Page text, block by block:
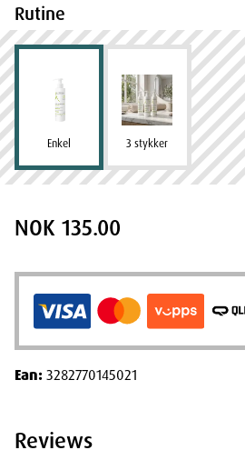
Rutine
Enkel 3 stykker
NOK 135.00
Ean:3282770145021
Reviews